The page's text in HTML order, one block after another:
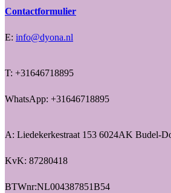
Contactformulier
E: info@dyona.nl
T: +31646718895
WhatsApp: +31646718895
A: Liedekerkestraat 153 6024AK Budel-
KvK: 87280418
BTWnr:NL004387851B54